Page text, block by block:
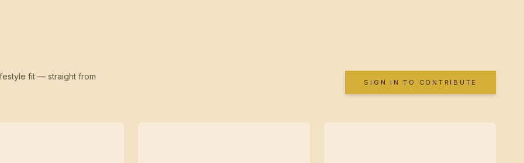
fit — straight from
SIGN IN TO CONTRIBUTE